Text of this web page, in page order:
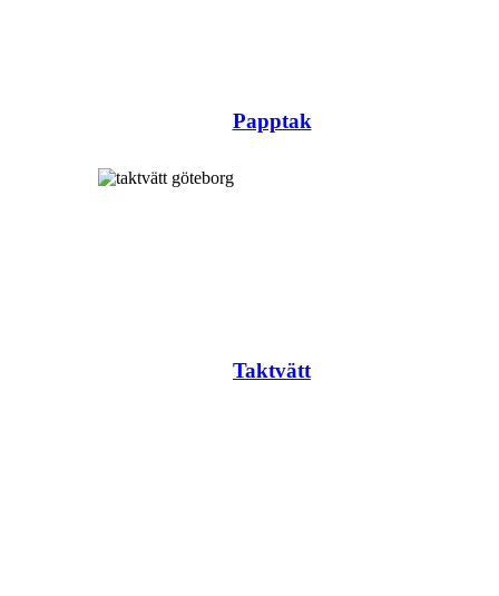
Papptak
Taktvätt